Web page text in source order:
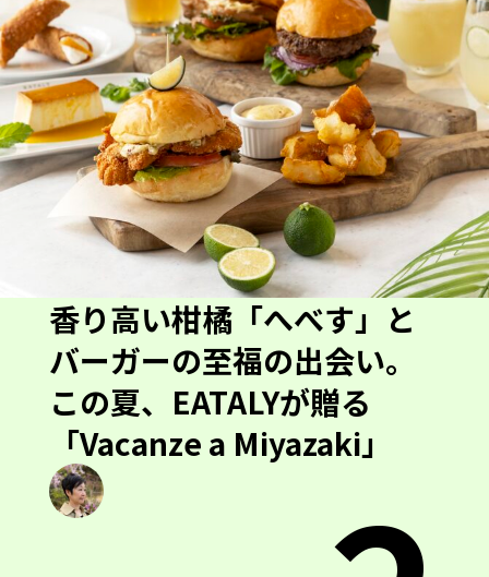
香り高い柑橘「へべす」と
バーガーの至福の出会い。
この夏、EATALYが贈る
「Vacanze a Miyazaki」